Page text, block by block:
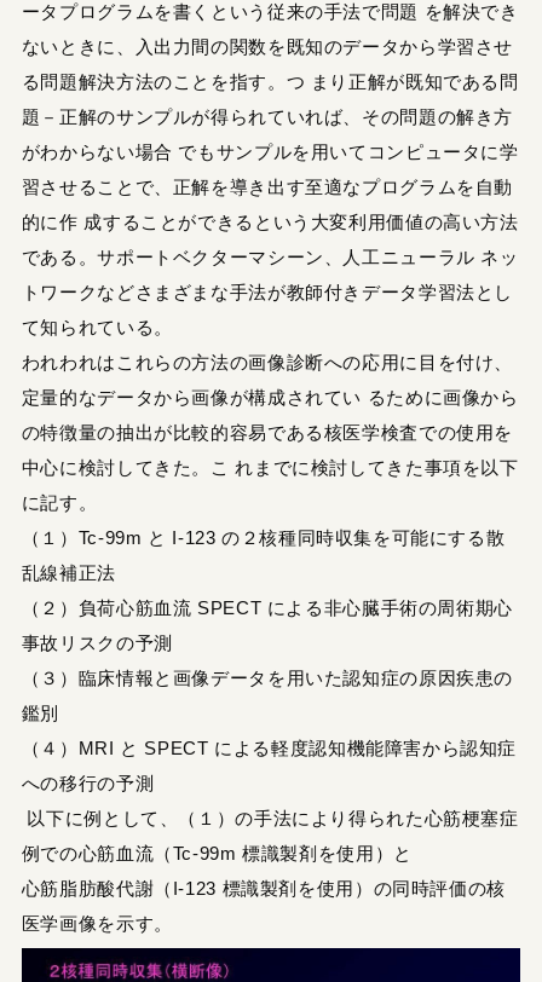
ータプログラムを書くという従来の手法で問題 を解決でき
ないときに、入出力間の関数を既知のデータから学習させ
る問題解決方法のことを指す。つ まり正解が既知である問
題－正解のサンプルが得られていれば、その問題の解き方
がわからない場合 でもサンプルを用いてコンピュータに学
習させることで、正解を導き出す至適なプログラムを自動
的に作 成することができるという大変利用価値の高い方法
である。サポートベクターマシーン、人工ニューラル ネッ
トワークなどさまざまな手法が教師付きデータ学習法とし
て知られている。
われわれはこれらの方法の画像診断への応用に目を付け、
定量的なデータから画像が構成されてい るために画像から
の特徴量の抽出が比較的容易である核医学検査での使用を
中心に検討してきた。こ れまでに検討してきた事項を以下
に記す。
（１）Tc-99m と I-123 の２核種同時収集を可能にする散
乱線補正法
（２）負荷心筋血流 SPECT による非心臓手術の周術期心
事故リスクの予測
（３）臨床情報と画像データを用いた認知症の原因疾患の
鑑別
（４）MRI と SPECT による軽度認知機能障害から認知症
への移行の予測
以下に例として、（１）の手法により得られた心筋梗塞症
例での心筋血流（Tc-99m 標識製剤を使用）と
心筋脂肪酸代謝（I-123 標識製剤を使用）の同時評価の核
医学画像を示す。